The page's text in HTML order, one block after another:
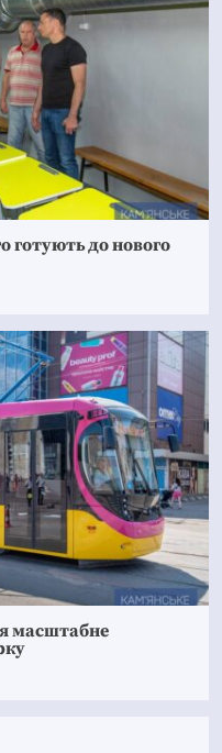
готують до нового
масштабне